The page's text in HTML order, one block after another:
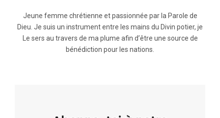
Jeune femme chrétienne et passionnée par la Parole de
Dieu. Je suis un instrument entre les mains du Divin potier, je
Le sers au travers de ma plume afin d’être une source de
bénédiction pour les nations.